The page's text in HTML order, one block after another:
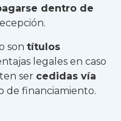
dentro de
sontítulos
legales en caso
ser cedidas vía
de financiamiento.